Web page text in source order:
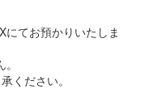
にてお預かりいたしま
ください。